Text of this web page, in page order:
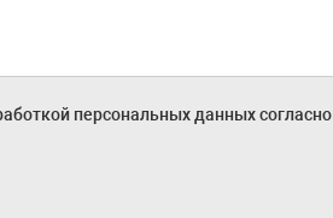
персональных данных согласно